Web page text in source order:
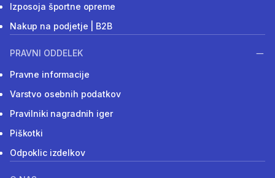
Izposoja športne opreme
Nakup na podjetje | B2B
PRAVNI ODDELEK
Pravne informacije
Varstvo osebnih podatkov
Pravilniki nagradnih iger
Piškotki
Odpoklic izdelkov